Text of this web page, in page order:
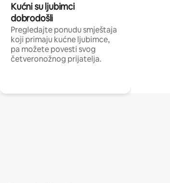
Kućni su ljubimci
dobrodošli
Pregledajte ponudu smještaja
koji primaju kućne ljubimce,
pa možete povesti svog
četveronožnog prijatelja.